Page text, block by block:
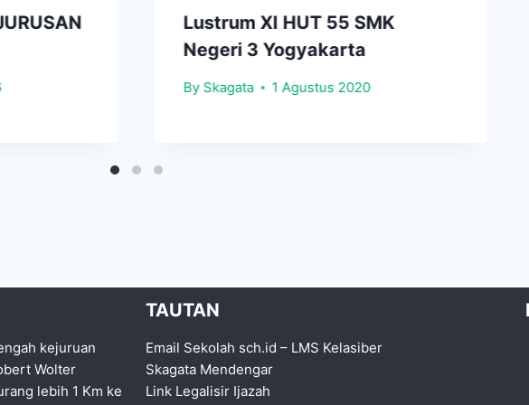
Lustrum XI HUT 55 SMK
Negeri 3 Yogyakarta
By Skagata 1 Agustus 2020
kejuruan
Wolter
lebih 1 Km ke
TAUTAN
Email Sekolah sch.id – LMS Kelasiber
Skagata Mendengar
Link Legalisir Ijazah